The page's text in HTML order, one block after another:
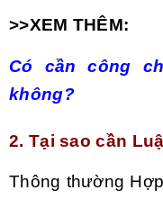
>>XEM THÊM:
Có cần công
không?
2. Tại sao cần
Thông thường